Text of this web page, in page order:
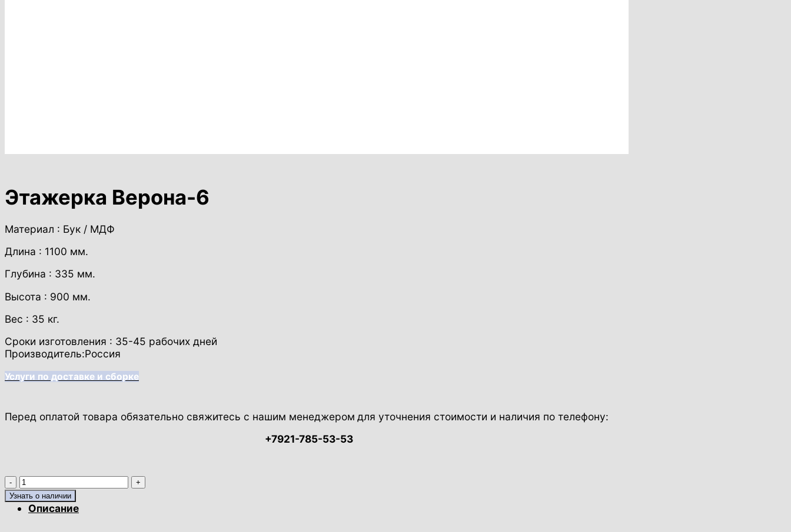
Этажерка Верона-6
Материал : Бук / МДФ
Длина : 1100 мм.
Глубина : 335 мм.
Высота : 900 мм.
Вес : 35 кг.
Сроки изготовления : 35-45 рабочих дней
Производитель:Россия
Услуги по доставке и сборке
Перед оплатой товара обязательно свяжитесь с нашим менеджером для уточнения стоимости и наличия по телефону:
+7921-785-53-53
Количество
товара
Этажерка
Узнать о наличии
Описание